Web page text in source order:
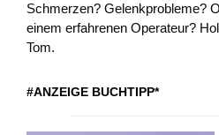
Schmerzen? Gelenkprobleme?
einem erfahrenen Operateur?
Tom.
#ANZEIGE BUCHTIPP*